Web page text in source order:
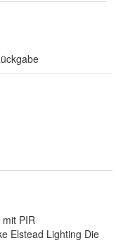
PIR
Elstead Lighting Die